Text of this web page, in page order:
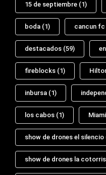
15 de septiembre (1)
boda (1) cancun fc
destacados (59)
fireblocks (1)
inbursa (1)
los cabos (1) Miami
show de drones el silencio
show de drones la